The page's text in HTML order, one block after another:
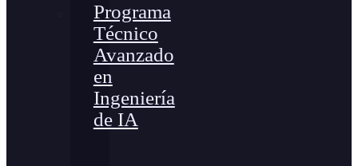
Programa
Técnico
Avanzado
en
Ingeniería
de IA